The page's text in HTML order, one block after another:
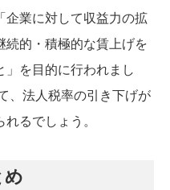
企業に対して収益力の拡
続的・積極的な賃上げを
」を目的に行われまし
、法人税率の引き下げが
るでしょう。
め